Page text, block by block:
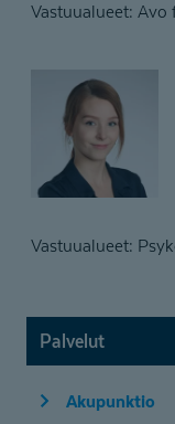
Vastuualueet:
Vastuualueet:
Palvelut
Akupunktio